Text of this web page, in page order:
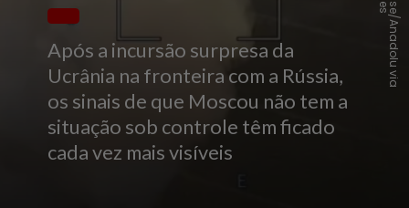
Após a incursão surpresa da
Ucrânia na fronteira com a Rússia,
os sinais de que Moscou não tem a
situação sob controle têm ficado
cada vez mais visíveis